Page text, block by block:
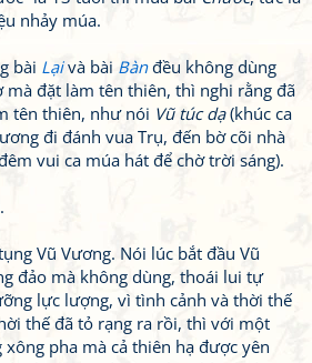
nhảy múa.
bài Lạivà bài Bànđều không dùng
đặt làm tên thiên, thì nghi rằng đã
tên thiên, như nói Vũ túc dạ(khúc ca
đi đánh vua Trụ, đến bờ cõi nhà
vui ca múa hát để chờ trời sáng).
Vũ Vương. Nói lúc bắt đầu Vũ
đảo mà không dùng, thoái lui tự
lực lượng, vì tình cảnh và thời thế
thế đã tỏ rạng ra rồi, thì với một
pha mà cả thiên hạ được yên